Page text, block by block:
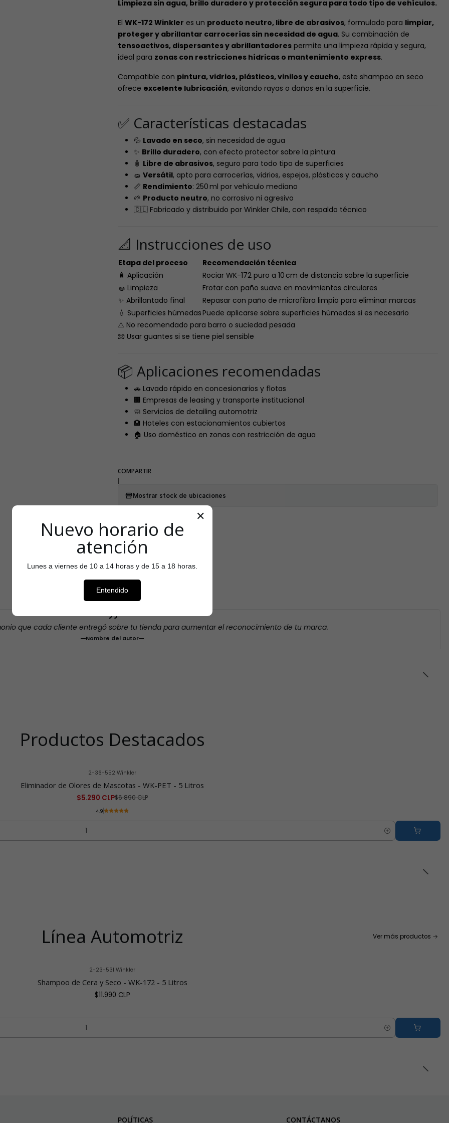
Limpieza sin agua, brillo duradero y protección segura para todo tipo de vehículos.
El WK-172 Winkler es un producto neutro, libre de abrasivos, formulado para limpiar,
proteger y abrillantar carrocerías sin necesidad de agua. Su combinación de
tensoactivos, dispersantes y abrillantadorespermite una limpieza rápida y segura,
ideal para zonas con restricciones hídricas o mantenimiento express.
Compatible con pintura, vidrios, plásticos, vinilos y caucho, este shampoo en seco
ofrece excelente lubricación, evitando rayas o daños en la superficie.
✅ Características destacadas
💦 Lavado en seco, sin necesidad de agua
✨ Brillo duradero, con efecto protector sobre la pintura
🧴 Libre de abrasivos, seguro para todo tipo de superficies
🧽 Versátil, apto para carrocerías, vidrios, espejos, plásticos y caucho
📏 Rendimiento: 250 ml por vehículo mediano
🌱 Producto neutro, no corrosivo ni agresivo
🇨🇱 Fabricado y distribuido por Winkler Chile, con respaldo técnico
📐 Instrucciones de uso
Etapa del proceso
Recomendación técnica
🧴 Aplicación
Rociar WK-172 puro a 10 cm de distancia sobre la superficie
🧽 Limpieza
Frotar con paño suave en movimientos circulares
✨ Abrillantado final
Repasar con paño de microfibra limpio para eliminar marcas
💧 Superficies húmedasPuede aplicarse sobre superficies húmedas si es necesario
⚠️ No recomendado para barro o suciedad pesada
🧤 Usar guantes si se tiene piel sensible
📦 Aplicaciones recomendadas
🚗 Lavado rápido en concesionarios y flotas
🏢 Empresas de leasing y transporte institucional
🧼 Servicios de detailing automotriz
🏨 Hoteles con estacionamientos cubiertos
🏠 Uso doméstico en zonas con restricción de agua
COMPARTIR
Mostrar stock de ubicaciones
Testimonios
que cada cliente entregó sobre tu tienda para aumentar el reconocimiento de tu marca.
Nombre del autor
Productos Destacados
2-36-552|Winkler
Eliminador de Olores de Mascotas - WK-PET - 5 Litros
$5.290 CLP$6.890 CLP
4.9
Línea Automotriz Ver más productos
2-23-531|Winkler
Shampoo de Cera y Seco - WK-172 - 5 Litros
$11.990 CLP
POLÍTICAS CONTÁCTANOS
✕
Nuevo horario de
atención
Lunes a viernes de 10 a 14 horas y de 15 a 18 horas.
Entendido